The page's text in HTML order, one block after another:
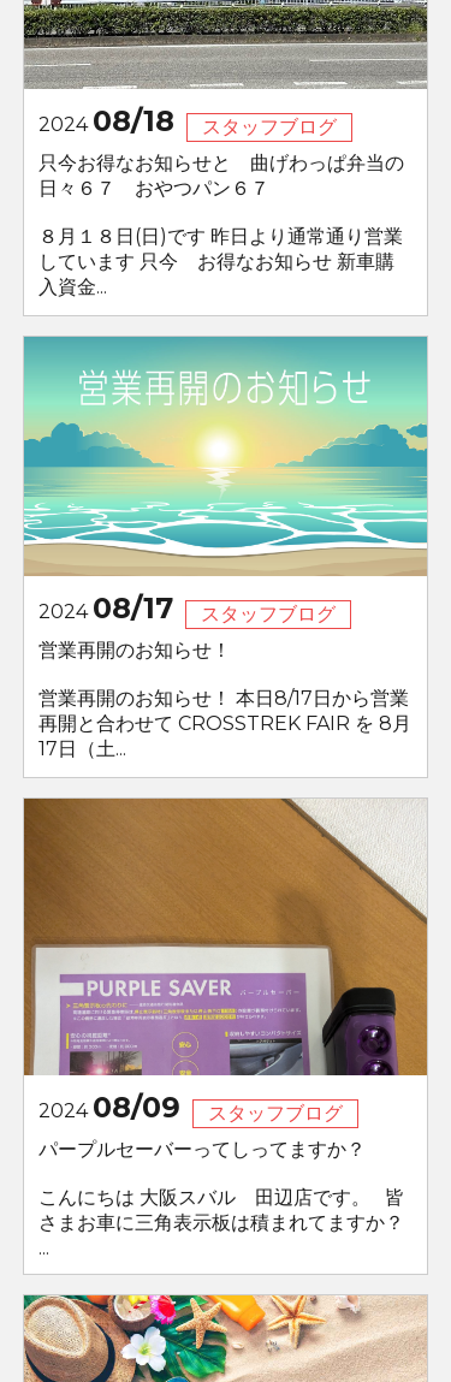
2024 08/18
スタッフブログ
只今お得なお知らせと 曲げわっぱ弁当の
日々６７ おやつパン６７
８月１８日(日)です 昨日より通常通り営業
しています 只今 お得なお知らせ 新車購
入資金...
2024 08/17
スタッフブログ
営業再開のお知らせ！
営業再開のお知らせ！ 本日8/17日から営業
再開と合わせて CROSSTREK FAIR を 8月
17日（土...
2024 08/09
スタッフブログ
パープルセーバーってしってますか？
こんにちは 大阪スバル 田辺店です。 皆
さまお車に三角表示板は積まれてますか？
...